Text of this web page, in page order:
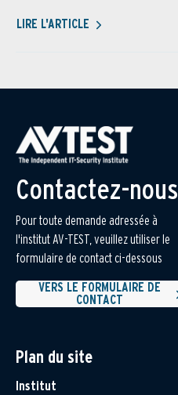
LIRE L'ARTICLE
Contactez-nous
Pour toute demande adressée à
l'institut AV-TEST, veuillez utiliser le
formulaire de contact ci-dessous
VERS LE FORMULAIRE DE
CONTACT
Plan du site
Institut